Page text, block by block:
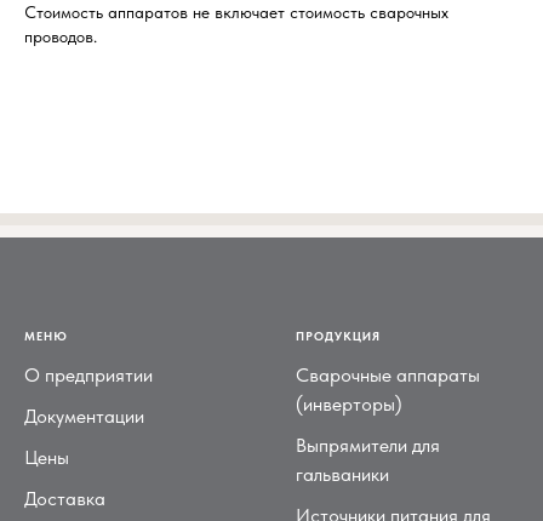
Стоимость аппаратов не включает стоимость сварочных
проводов.
МЕНЮ
О предприятии
Документации
Цены
Доставка
ПРОДУКЦИЯ
Сварочные аппараты
(инверторы)
Выпрямители для
гальваники
Источники питания для